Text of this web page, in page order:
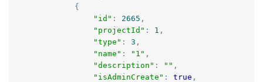
{
"id" : 2665 ,
"projectId" : 1 ,
"type" : 3 ,
"name" : "1" ,
"description" : "" ,
"isAdminCreate" : true ,